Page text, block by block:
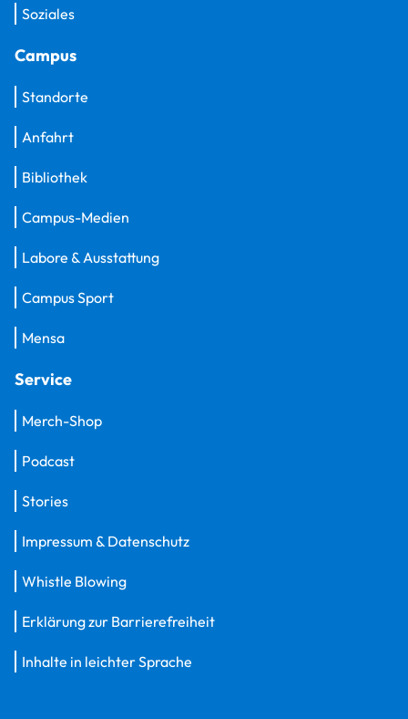
Soziales
Campus
Standorte
Anfahrt
Bibliothek
Campus-Medien
Labore & Ausstattung
Campus Sport
Mensa
Service
Merch-Shop
Podcast
Stories
Impressum & Datenschutz
Whistle Blowing
Erklärung zur Barrierefreiheit
Inhalte in leichter Sprache